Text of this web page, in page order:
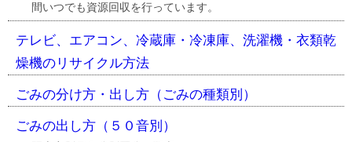
間いつでも資源回収を行っています。
テレビ、エアコン、冷蔵庫・冷凍庫、洗濯機・衣類乾
燥機のリサイクル方法
ごみの分け方・出し方（ごみの種類別）
ごみの出し方（５０音別）